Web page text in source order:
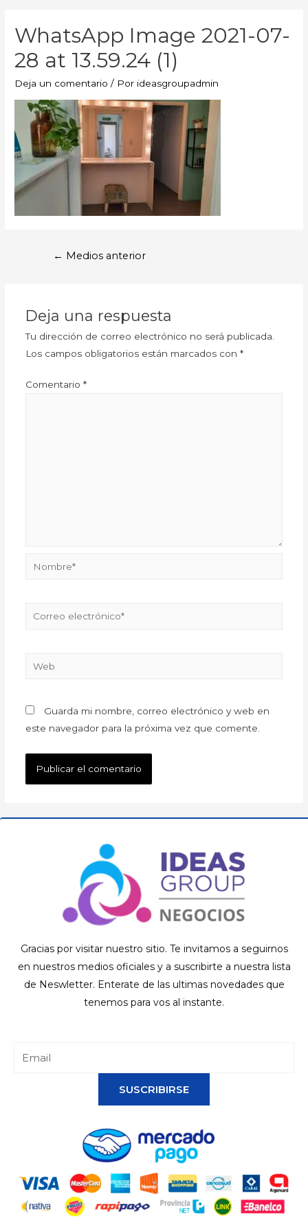
WhatsApp Image 2021-07-
28 at 13.59.24 (1)
Deja un comentario / Por ideasgroupadmin
← Medios anterior
Deja una respuesta
Tu dirección de correo electrónico no será publicada.
Los campos obligatorios están marcados con *
Comentario *
Guarda mi nombre, correo electrónico y web en
este navegador para la próxima vez que comente.
Gracias por visitar nuestro sitio. Te invitamos a seguirnos
en nuestros medios oficiales y a suscribirte a nuestra lista
de Neswletter. Enterate de las ultimas novedades que
tenemos para vos al instante.
SUSCRIBIRSE